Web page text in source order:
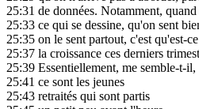
25:31 de données. Notamment, quand
25:33 ce qui se dessine, qu'on sent
25:35 on le sent partout, c'est qu'est-
25:37 la croissance ces derniers
25:39 Essentiellement, me semble-t-il,
25:41 ce sont les jeunes
25:43 retraités qui sont partis